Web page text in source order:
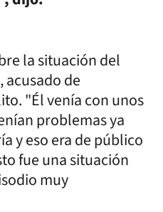
la situación del
acusado de
"Él venía con unos
problemas ya
y eso era de público
fue una situación
muy